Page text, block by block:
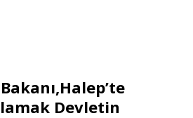
Devletin